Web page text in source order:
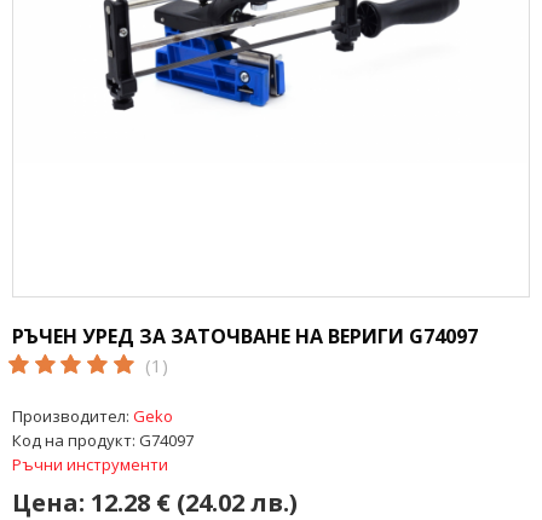
РЪЧЕН УРЕД ЗА ЗАТОЧВАНЕ НА ВЕРИГИ G74097
(1)
Цена: 12.28 € (24.02 лв.)
Производител: Geko
Код на продукт: G74097
Ръчни инструменти